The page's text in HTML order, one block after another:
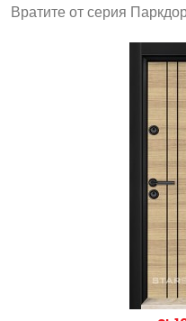
Вратите от серия